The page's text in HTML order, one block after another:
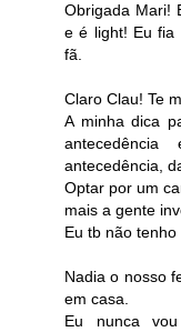
Obrigada Mari!
e é light! Eu fia
fã.
Claro Clau! Te
A minha dica
antecedência,
Optar por um
mais a gente
Eu tb não
Nadia o nosso
em casa.
Eu nunca